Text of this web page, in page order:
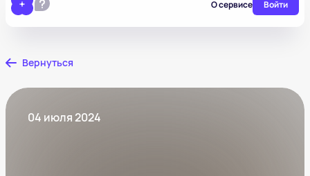
О сервисе Войти
Вернуться
04 июля 2024